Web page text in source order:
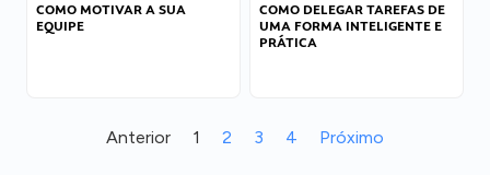
COMO MOTIVAR A SUA
EQUIPE
COMO DELEGAR TAREFAS DE
UMA FORMA INTELIGENTE E
PRÁTICA
Anterior 1 2 3 4 Próximo